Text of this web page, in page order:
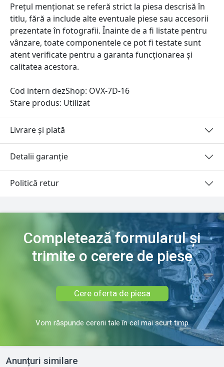
Prețul menționat se referă strict la piesa descrisă în
titlu, fără a include alte eventuale piese sau accesorii
prezentate în fotografii. Înainte de a fi listate pentru
vânzare, toate componentele ce pot fi testate sunt
atent verificate pentru a garanta funcționarea și
calitatea acestora.
Cod intern dezShop: OVX-7D-16
Stare produs: Utilizat
Livrare și plată
Detalii garanție
Politică retur
Completează formularul și
trimite o cerere de piese
Cere oferta de piesa
Vom răspunde cererii tale în cel mai scurt timp
Anunțuri similare